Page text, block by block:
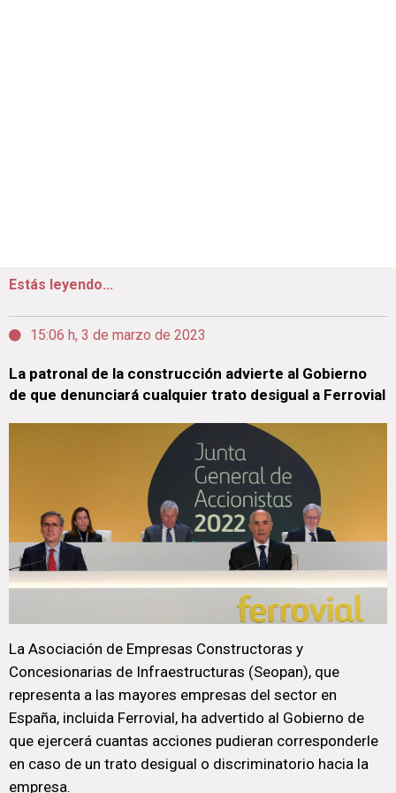
Estás leyendo...
15:06 h, 3 de marzo de 2023
La patronal de la construcción advierte al Gobierno
de que denunciará cualquier trato desigual a Ferrovial
La Asociación de Empresas Constructoras y
Concesionarias de Infraestructuras (Seopan), que
representa a las mayores empresas del sector en
España, incluida Ferrovial, ha advertido al Gobierno de
que ejercerá cuantas acciones pudieran corresponderle
en caso de un trato desigual o discriminatorio hacia la
empresa.